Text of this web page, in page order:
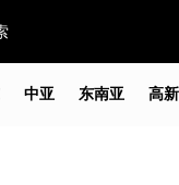
中亚 东南亚 高新